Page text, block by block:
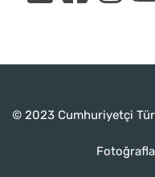
© 2023 Cumhuriyetçi